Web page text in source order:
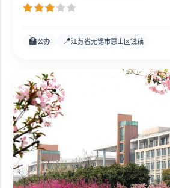
🏫公办 📍江苏省无锡市惠山区钱藕